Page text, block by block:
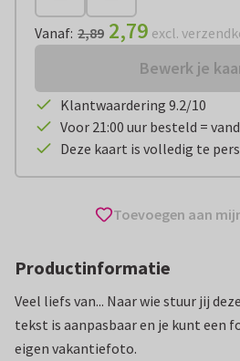
Vanaf: 2,89 2,79 excl.
Bewerk je
Klantwaardering 9.2/10
Voor 21:00 uur besteld =
Deze kaart is volledig te
Toevoegen aan
Productinformatie
Veel liefs van... Naar wie stuur jij
tekst is aanpasbaar en je kunt een
eigen vakantiefoto.